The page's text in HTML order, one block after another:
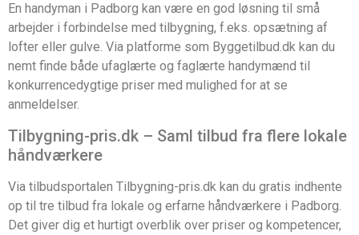
En handyman i Padborg kan være en god løsning til små
arbejder i forbindelse med tilbygning, f.eks. opsætning af
lofter eller gulve. Via platforme som Byggetilbud.dk kan du
nemt finde både ufaglærte og faglærte handymænd til
konkurrencedygtige priser med mulighed for at se
anmeldelser.
Tilbygning-pris.dk – Saml tilbud fra flere lokale
håndværkere
Via tilbudsportalen Tilbygning-pris.dk kan du gratis indhente
op til tre tilbud fra lokale og erfarne håndværkere i Padborg.
Det giver dig et hurtigt overblik over priser og kompetencer,